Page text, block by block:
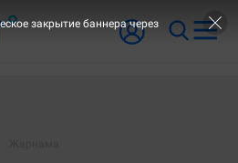
закрытие баннера через